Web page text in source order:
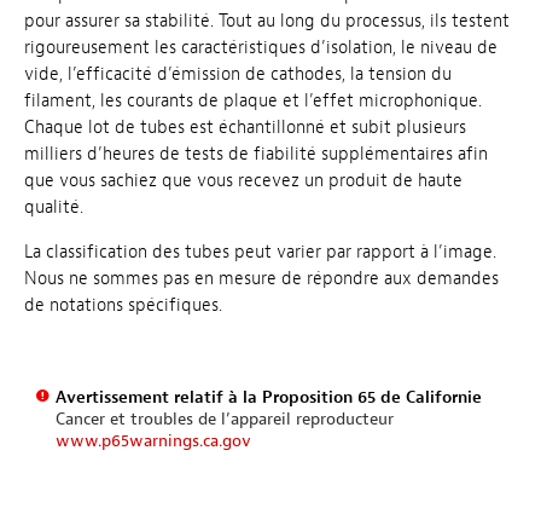
pour assurer sa stabilité. Tout au long du processus, ils testent
rigoureusement les caractéristiques d’isolation, le niveau de
vide, l’efficacité d’émission de cathodes, la tension du
filament, les courants de plaque et l’effet microphonique.
Chaque lot de tubes est échantillonné et subit plusieurs
milliers d’heures de tests de fiabilité supplémentaires afin
que vous sachiez que vous recevez un produit de haute
qualité.
La classification des tubes peut varier par rapport à l’image.
Nous ne sommes pas en mesure de répondre aux demandes
de notations spécifiques.
Avertissement relatif à la Proposition 65 de Californie
Cancer et troubles de l’appareil reproducteur
www.p65warnings.ca.gov